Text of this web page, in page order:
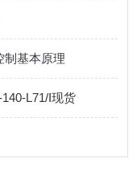
制基本原理
L71/I现货